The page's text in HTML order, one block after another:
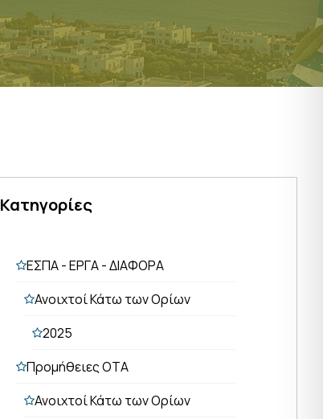
Κατηγορίες
ΕΣΠΑ - ΕΡΓΑ - ΔΙΑΦΟΡΑ
Ανοιχτοί Κάτω των Ορίων
2025
Προμήθειες ΟΤΑ
Ανοιχτοί Κάτω των Ορίων